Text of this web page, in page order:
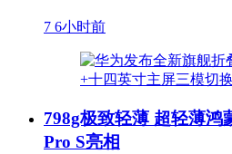
7 6小时前
798g极致轻薄 超轻薄鸿
Pro S亮相